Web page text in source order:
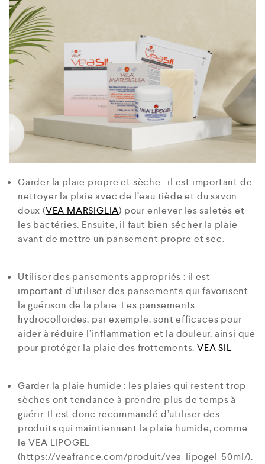
Garder la plaie propre et sèche : il est important de
nettoyer la plaie avec de l’eau tiède et du savon
doux (VEA MARSIGLIA) pour enlever les saletés et
les bactéries. Ensuite, il faut bien sécher la plaie
avant de mettre un pansement propre et sec.
Utiliser des pansements appropriés : il est
important d’utiliser des pansements qui favorisent
la guérison de la plaie. Les pansements
hydrocolloïdes, par exemple, sont efficaces pour
aider à réduire l’inflammation et la douleur, ainsi que
pour protéger la plaie des frottements. VEA SIL
Garder la plaie humide : les plaies qui restent trop
sèches ont tendance à prendre plus de temps à
guérir. Il est donc recommandé d’utiliser des
produits qui maintiennent la plaie humide, comme
le VEA LIPOGEL
(https://veafrance.com/produit/vea-lipogel-50ml/).